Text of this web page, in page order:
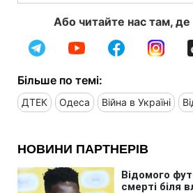
Або читайте нас там, де
Більше по темі:
ДТЕК Одеса Війна в Україні